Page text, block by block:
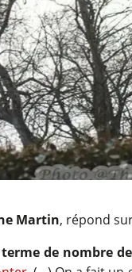
Martin, répond
de nombre